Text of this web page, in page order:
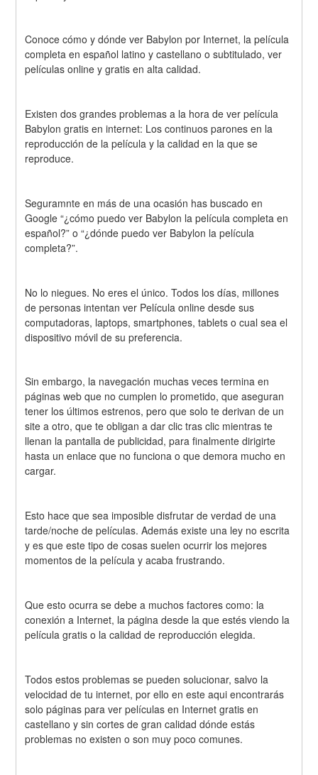
Conoce cómo y dónde ver Babylon por Internet, la película
completa en español latino y castellano o subtitulado, ver
películas online y gratis en alta calidad.
Existen dos grandes problemas a la hora de ver película
Babylon gratis en internet: Los continuos parones en la
reproducción de la película y la calidad en la que se
reproduce.
Seguramnte en más de una ocasión has buscado en
Google “¿cómo puedo ver Babylon la película completa en
español?” o “¿dónde puedo ver Babylon la película
completa?”.
No lo niegues. No eres el único. Todos los días, millones
de personas intentan ver Película online desde sus
computadoras, laptops, smartphones, tablets o cual sea el
dispositivo móvil de su preferencia.
Sin embargo, la navegación muchas veces termina en
páginas web que no cumplen lo prometido, que aseguran
tener los últimos estrenos, pero que solo te derivan de un
site a otro, que te obligan a dar clic tras clic mientras te
llenan la pantalla de publicidad, para finalmente dirigirte
hasta un enlace que no funciona o que demora mucho en
cargar.
Esto hace que sea imposible disfrutar de verdad de una
tarde/noche de películas. Además existe una ley no escrita
y es que este tipo de cosas suelen ocurrir los mejores
momentos de la película y acaba frustrando.
Que esto ocurra se debe a muchos factores como: la
conexión a Internet, la página desde la que estés viendo la
película gratis o la calidad de reproducción elegida.
Todos estos problemas se pueden solucionar, salvo la
velocidad de tu internet, por ello en este aqui encontrarás
solo páginas para ver películas en Internet gratis en
castellano y sin cortes de gran calidad dónde estás
problemas no existen o son muy poco comunes.